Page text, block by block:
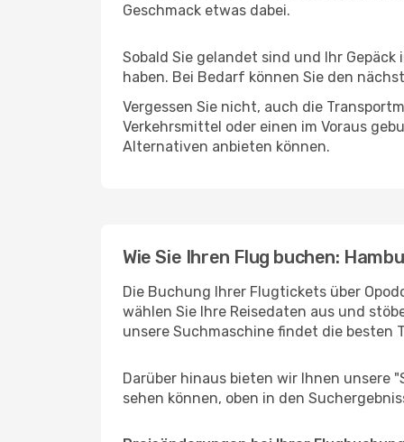
Geschmack etwas dabei.
Sobald Sie gelandet sind und Ihr
haben. Bei Bedarf können Sie den
Vergessen Sie nicht, auch die
Verkehrsmittel oder einen im Voraus
Alternativen anbieten können.
Wie Sie Ihren Flug buchen:
Die Buchung Ihrer Flugtickets über
wählen Sie Ihre Reisedaten aus und
unsere Suchmaschine findet die besten
Darüber hinaus bieten wir Ihnen unsere
sehen können, oben in den